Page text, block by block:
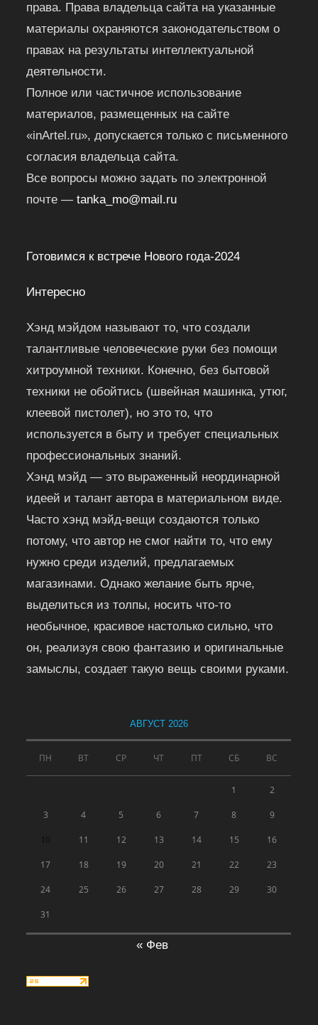
права. Права владельца сайта на указанные
материалы охраняются законодательством о
правах на результаты интеллектуальной
деятельности.
Полное или частичное использование
материалов, размещенных на сайте
«inArtel.ru», допускается только с письменного
согласия владельца сайта.
Все вопросы можно задать по электронной
почте —tanka_mo@mail.ru
Готовимся к встрече Нового года-2024
Интересно
Хэнд мэйдом называют то, что создали
талантливые человеческие руки без помощи
хитроумной техники. Конечно, без бытовой
техники не обойтись (швейная машинка, утюг,
клеевой пистолет), но это то, что
используется в быту и требует специальных
профессиональных знаний.
Хэнд мэйд — это выраженный неординарной
идеей и талант автора в материальном виде.
Часто хэнд мэйд-вещи создаются только
потому, что автор не смог найти то, что ему
нужно среди изделий, предлагаемых
магазинами. Однако желание быть ярче,
выделиться из толпы, носить что-то
необычное, красивое настолько сильно, что
он, реализуя свою фантазию и оригинальные
замыслы, создает такую вещь своими руками.
АВГУСТ 2026
ПН ВТ СР ЧТ ПТ СБ ВС
1 2
3 4 5 6 7 8 9
11 12 13 14 15 16
17 18 19 20 21 22 23
24 25 26 27 28 29 30
31
« Фев